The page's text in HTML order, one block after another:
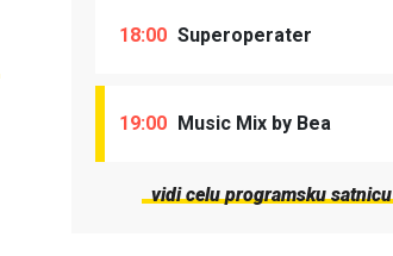
18:00 Superoperater
19:00 Music Mix by Bea
vidi celu programsku satnicu